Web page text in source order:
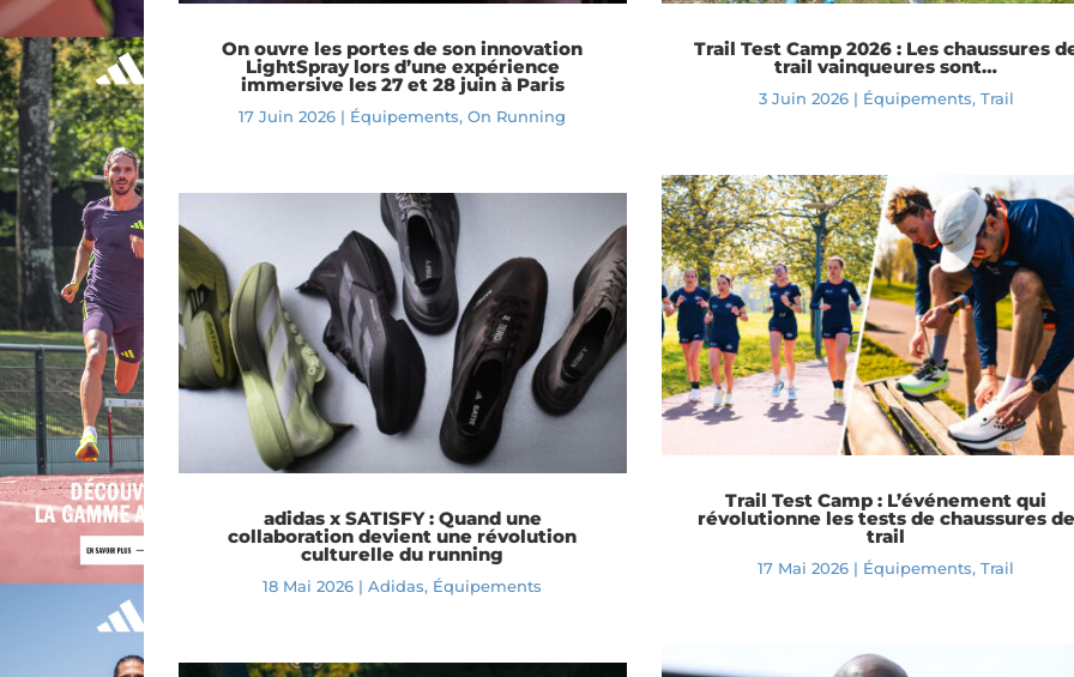
On ouvre les portes de son innovation
LightSpray lors d’une expérience
immersive les 27 et 28 juin à Paris
17 Juin 2026 | Équipements,On Running
adidas x SATISFY : Quand une
collaboration devient une révolution
culturelle du running
18 Mai 2026 |Adidas, Équipements
Trail Test Camp 2026 : Les chaussures
trail vainqueures sont…
3 Juin 2026| Équipements, Trail
Trail Test Camp : L’événement qui
révolutionne les tests de chaussures de
trail
17 Mai 2026 | Équipements,Trail